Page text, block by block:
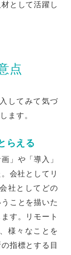
として活躍し
点
してみて気づ
ます。
らえる
」や「導入」
会社としてリ
社としてどの
ことを描いた
す。リモート
様々なことを
指標とする目